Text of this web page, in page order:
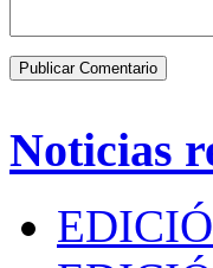
Noticias